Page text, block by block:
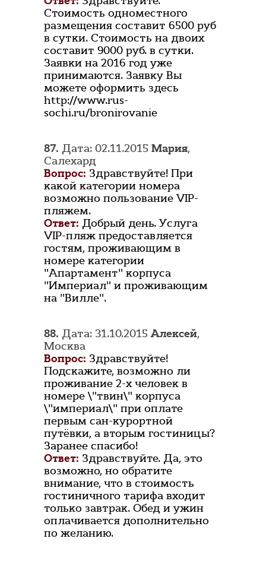
Стоимость одноместного
размещения составит 6500 руб
в сутки. Стоимость на двоих
составит 9000 руб. в сутки.
Заявки на 2016 год уже
принимаются. Заявку Вы
можете оформить здесь
http://www.rus-
sochi.ru/bronirovanie
87. Дата: 02.11.2015 Мария,
Салехард
Вопрос: Здравствуйте! При
какой категории номера
возможно пользование VIP-
пляжем.
Ответ: Добрый день. Услуга
VIP-пляж предоставляется
гостям, проживающим в
номере категории
"Апартамент" корпуса
"Империал" и проживающим
на "Вилле".
88. Дата: 31.10.2015Алексей,
Москва
Вопрос: Здравствуйте!
Подскажите, возможно ли
проживание 2-х человек в
номере \"твин\" корпуса
\"империал\" при оплате
первым сан-курортной
путёвки, а вторым гостиницы?
Заранее спасибо!
Ответ: Здравствуйте. Да, это
возможно, но обратите
внимание, что в стоимость
гостиничного тарифа входит
только завтрак. Обед и ужин
оплачивается дополнительно
по желанию.